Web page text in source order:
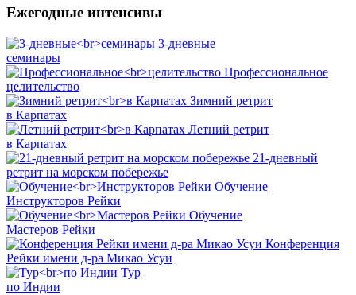
Ежегодные интенсивы
3-дневные
семинары
Профессиональное
целительство
Зимний ретрит
в Карпатах
Летний ретрит
в Карпатах
21-дневный
ретрит на морском побережье
Обучение
Инструкторов Рейки
Обучение
Мастеров Рейки
Конференция
Рейки имени д-ра Микао Усуи
Тур
по Индии